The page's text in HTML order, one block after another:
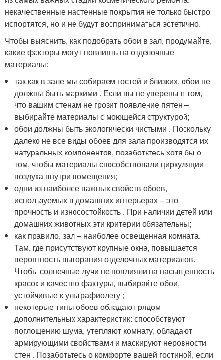
некачественные настенные покрытия не только быстро
испортятся, но и не будут восприниматься эстетично.
Чтобы выяснить, как подобрать обои в зал, продумайте,
какие факторы могут повлиять на отделочные
материалы:
так как в зале мы собираем гостей и близких, обои не
должны быть маркими . Если вы не уверены в том,
что вашим стенам не грозит появление пятен –
выбирайте материалы с моющейся структурой;
обои должны быть экологически чистыми . Поскольку
далеко не все виды обоев для зала производятся их
натуральных компонентов, позаботьтесь хотя бы о
том, чтобы материалы способствовали циркуляции
воздуха внутри помещения;
одни из наиболее важных свойств обоев,
используемых в домашних интерьерах – это
прочность и износостойкость . При наличии детей или
домашних животных эти критерии обязательны;
как правило, зал – наиболее освещенная комната.
Там, где присутствуют крупные окна, повышается
вероятность выгорания отделочных материалов.
Чтобы солнечные лучи не повлияли на насыщенность
красок и качество фактуры, выбирайте обои,
устойчивые к ультрафиолету ;
некоторые типы обоев обладают рядом
дополнительных характеристик: способствуют
поглощению шума, утепляют комнату, обладают
армирующими свойствами и маскируют неровности
стен . Позаботьтесь о комфорте вашей гостиной, если